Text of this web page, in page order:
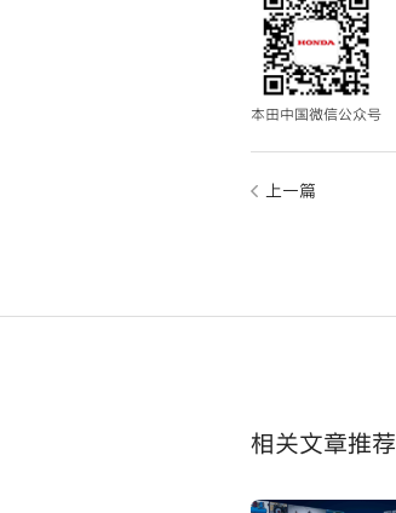
本田中国微信公众号
上一篇
相关文章推荐